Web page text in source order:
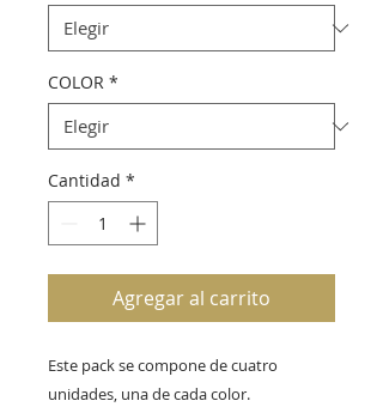
COLOR *
Cantidad *
Agregar al carrito
Este pack se compone de cuatro
unidades, una de cada color.